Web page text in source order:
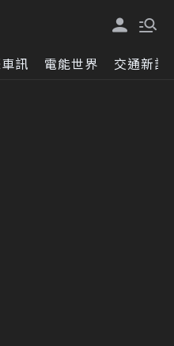
訊 電能世界 交通新訊